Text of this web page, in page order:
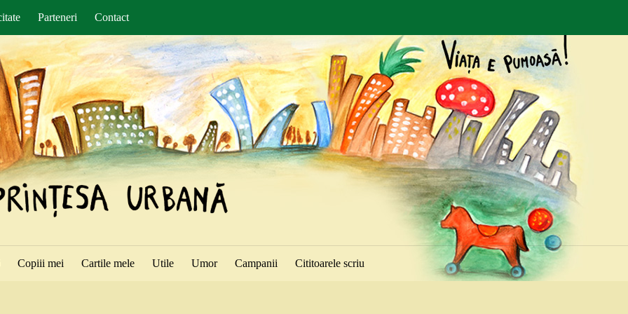
Parteneri Contact
Copiii mei Cartile mele Utile Umor Campanii Cititoarele scriu